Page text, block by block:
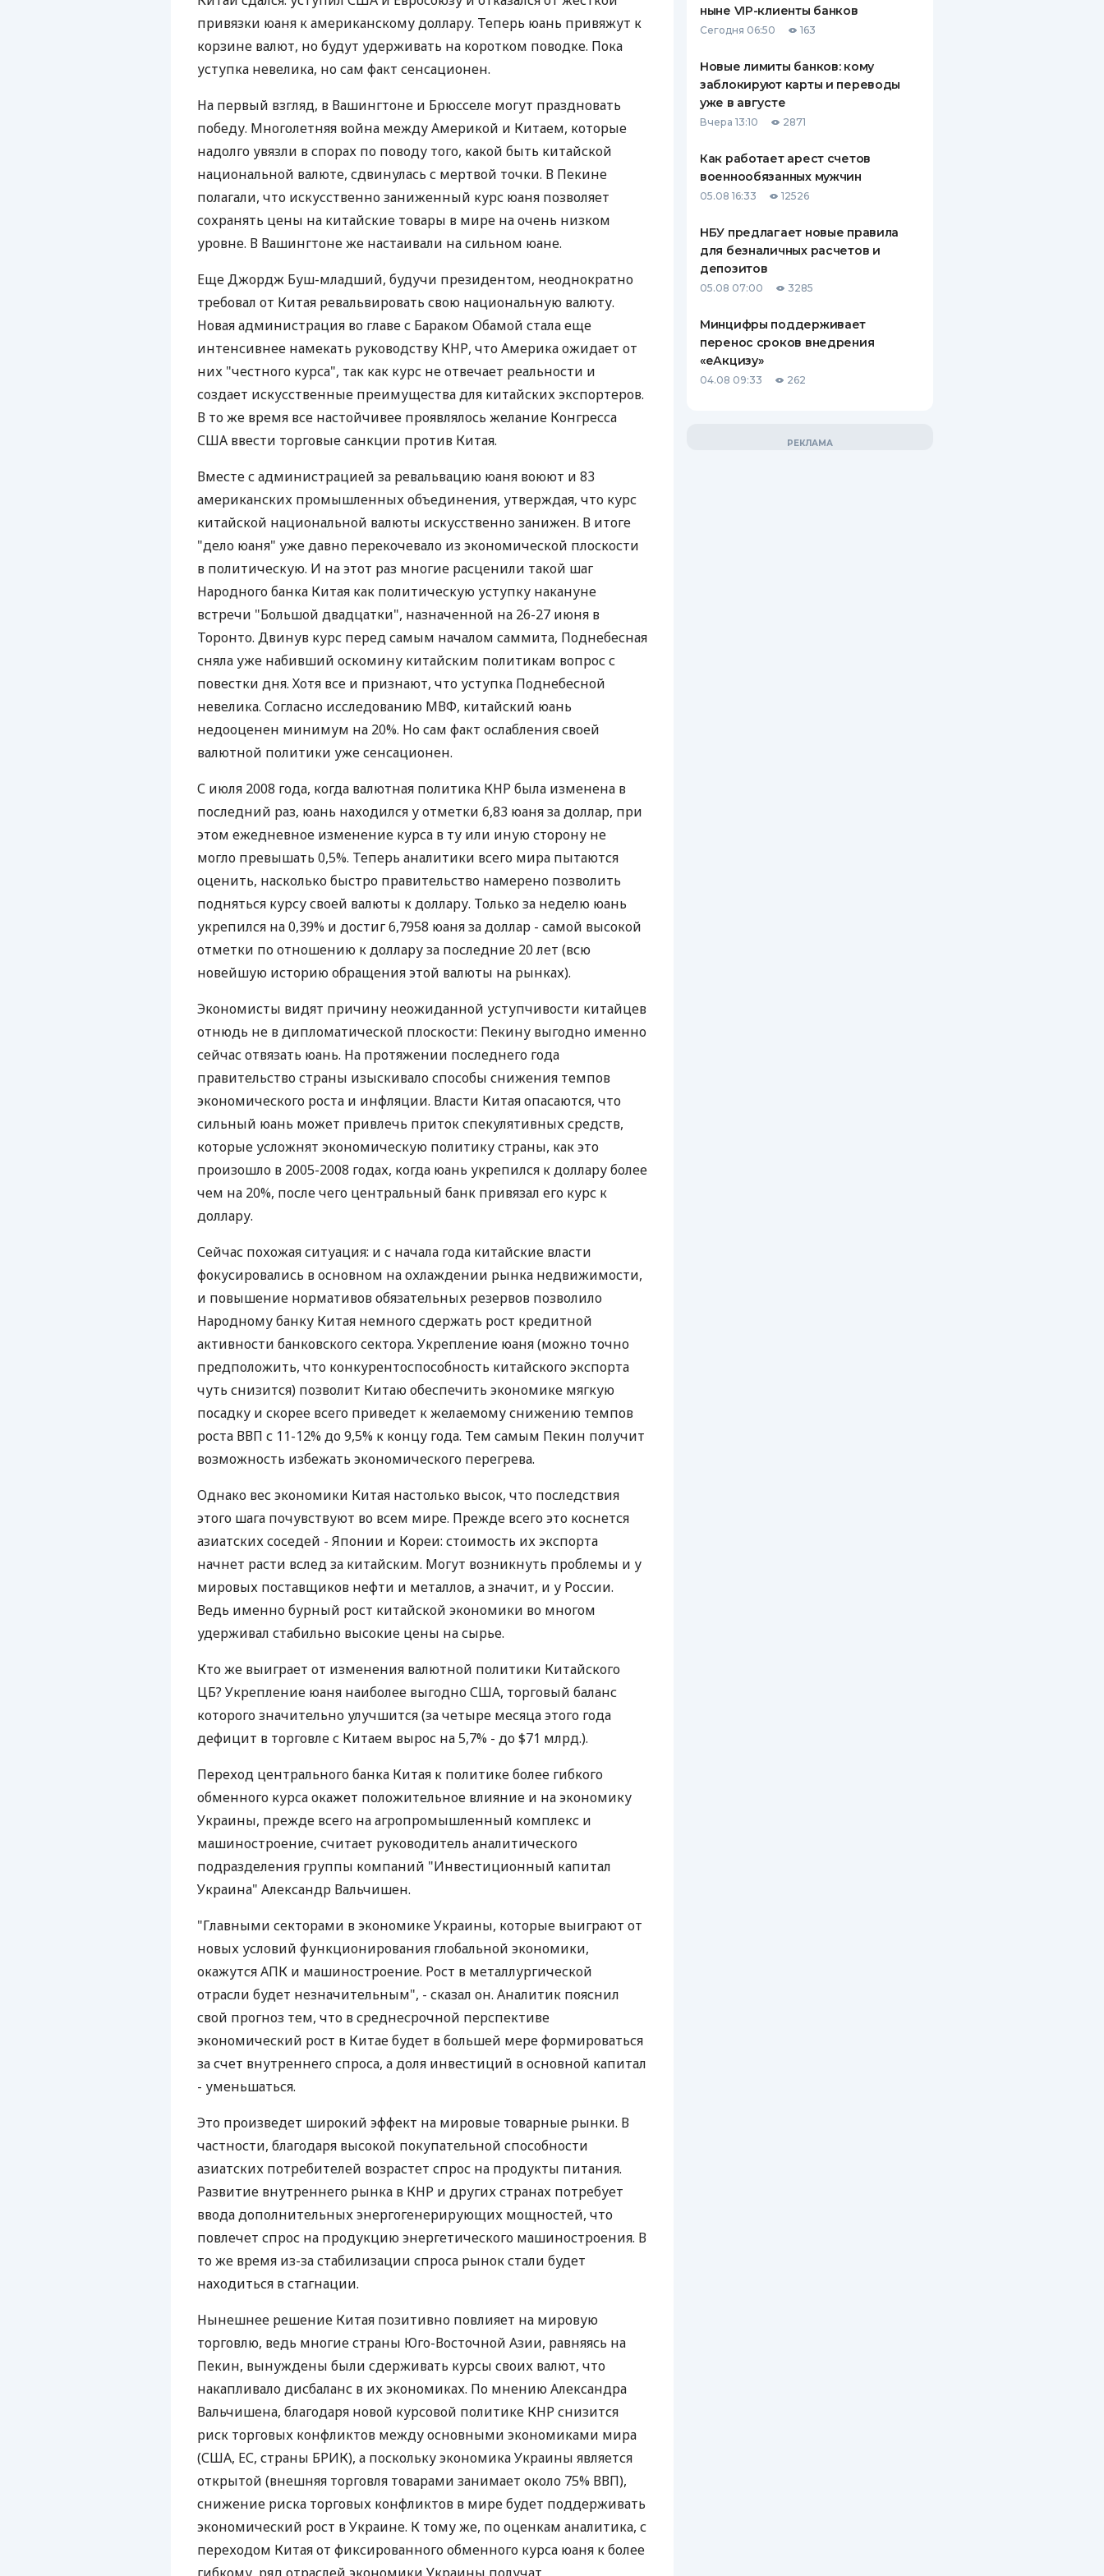
ЕЖЕМЕСЯЧНЫЙ ОБЗОР
КЕШБЭКА
ПУТЕВОДИТЕЛИ ПО
ВСЕ СТРАХОВЫЕ ПОЛИСЫ
СТРАХОВЫЕ КОМПАНИИ
КОМПАНИЯХ
привязки юаня к американскому доллару. Теперь юань привяжут к
корзине валют, но будут удерживать на коротком поводке. Пока
уступка невелика, но сам факт сенсационен.
На первый взгляд, в Вашингтоне и Брюсселе могут праздновать
победу. Многолетняя война между Америкой и Китаем, которые
надолго увязли в спорах по поводу того, какой быть китайской
национальной валюте, сдвинулась с мертвой точки. В Пекине
полагали, что искусственно заниженный курс юаня позволяет
сохранять цены на китайские товары в мире на очень низком
уровне. В Вашингтоне же настаивали на сильном юане.
Еще Джордж Буш-младший, будучи президентом, неоднократно
требовал от Китая ревальвировать свою национальную валюту.
Новая администрация во главе с Бараком Обамой стала еще
интенсивнее намекать руководству КНР, что Америка ожидает от
них "честного курса", так как курс не отвечает реальности и
создает искусственные преимущества для китайских экспортеров.
В то же время все настойчивее проявлялось желание Конгресса
США ввести торговые санкции против Китая.
Вместе с администрацией за ревальвацию юаня воюют и 83
американских промышленных объединения, утверждая, что курс
китайской национальной валюты искусственно занижен. В итоге
"дело юаня" уже давно перекочевало из экономической плоскости
в политическую. И на этот раз многие расценили такой шаг
Народного банка Китая как политическую уступку накануне
встречи "Большой двадцатки", назначенной на 26-27 июня в
Торонто. Двинув курс перед самым началом саммита, Поднебесная
сняла уже набивший оскомину китайским политикам вопрос с
повестки дня. Хотя все и признают, что уступка Поднебесной
невелика. Согласно исследованию МВФ, китайский юань
недооценен минимум на 20%. Но сам факт ослабления своей
валютной политики уже сенсационен.
С июля 2008 года, когда валютная политика КНР была изменена в
последний раз, юань находился у отметки 6,83 юаня за доллар, при
этом ежедневное изменение курса в ту или иную сторону не
могло превышать 0,5%. Теперь аналитики всего мира пытаются
оценить, насколько быстро правительство намерено позволить
подняться курсу своей валюты к доллару. Только за неделю юань
укрепился на 0,39% и достиг 6,7958 юаня за доллар - самой высокой
отметки по отношению к доллару за последние 20 лет (всю
новейшую историю обращения этой валюты на рынках).
Экономисты видят причину неожиданной уступчивости китайцев
отнюдь не в дипломатической плоскости: Пекину выгодно именно
сейчас отвязать юань. На протяжении последнего года
правительство страны изыскивало способы снижения темпов
экономического роста и инфляции. Власти Китая опасаются, что
сильный юань может привлечь приток спекулятивных средств,
которые усложнят экономическую политику страны, как это
произошло в 2005-2008 годах, когда юань укрепился к доллару более
чем на 20%, после чего центральный банк привязал его курс к
доллару.
Сейчас похожая ситуация: и с начала года китайские власти
фокусировались в основном на охлаждении рынка недвижимости,
и повышение нормативов обязательных резервов позволило
Народному банку Китая немного сдержать рост кредитной
активности банковского сектора. Укрепление юаня (можно точно
предположить, что конкурентоспособность китайского экспорта
чуть снизится) позволит Китаю обеспечить экономике мягкую
посадку и скорее всего приведет к желаемому снижению темпов
роста ВВП с 11-12% до 9,5% к концу года. Тем самым Пекин получит
возможность избежать экономического перегрева.
Однако вес экономики Китая настолько высок, что последствия
этого шага почувствуют во всем мире. Прежде всего это коснется
азиатских соседей - Японии и Кореи: стоимость их экспорта
начнет расти вслед за китайским. Могут возникнуть проблемы и у
мировых поставщиков нефти и металлов, а значит, и у России.
Ведь именно бурный рост китайской экономики во многом
удерживал стабильно высокие цены на сырье.
Кто же выиграет от изменения валютной политики Китайского
ЦБ? Укрепление юаня наиболее выгодно США, торговый баланс
которого значительно улучшится (за четыре месяца этого года
дефицит в торговле с Китаем вырос на 5,7% - до $71 млрд.).
Переход центрального банка Китая к политике более гибкого
обменного курса окажет положительное влияние и на экономику
Украины, прежде всего на агропромышленный комплекс и
машиностроение, считает руководитель аналитического
подразделения группы компаний "Инвестиционный капитал
Украина" Александр Вальчишен.
"Главными секторами в экономике Украины, которые выиграют от
новых условий функционирования глобальной экономики,
окажутся АПК и машиностроение. Рост в металлургической
отрасли будет незначительным", - сказал он. Аналитик пояснил
свой прогноз тем, что в среднесрочной перспективе
экономический рост в Китае будет в большей мере формироваться
за счет внутреннего спроса, а доля инвестиций в основной капитал
- уменьшаться.
Это произведет широкий эффект на мировые товарные рынки. В
частности, благодаря высокой покупательной способности
азиатских потребителей возрастет спрос на продукты питания.
Развитие внутреннего рынка в КНР и других странах потребует
ввода дополнительных энергогенерирующих мощностей, что
повлечет спрос на продукцию энергетического машиностроения. В
то же время из-за стабилизации спроса рынок стали будет
находиться в стагнации.
Нынешнее решение Китая позитивно повлияет на мировую
торговлю, ведь многие страны Юго-Восточной Азии, равняясь на
Пекин, вынуждены были сдерживать курсы своих валют, что
накапливало дисбаланс в их экономиках. По мнению Александра
Вальчишена, благодаря новой курсовой политике КНР снизится
риск торговых конфликтов между основными экономиками мира
(США, ЕС, страны БРИК), а поскольку экономика Украины является
открытой (внешняя торговля товарами занимает около 75% ВВП),
снижение риска торговых конфликтов в мире будет поддерживать
экономический рост в Украине. К тому же, по оценкам аналитика, с
переходом Китая от фиксированного обменного курса юаня к более
ныне VIP-клиенты банков
Сегодня 06:50 163
Новые лимиты банков: кому
заблокируют карты и переводы
уже в августе
Вчера 13:10 2871
Как работает арест счетов
военнообязанных мужчин
05.08 16:33 12526
НБУ предлагает новые правила
для безналичных расчетов и
депозитов
05.08 07:00 3285
Минцифры поддерживает
перенос сроков внедрения
«еАкцизу»
04.08 09:33 262